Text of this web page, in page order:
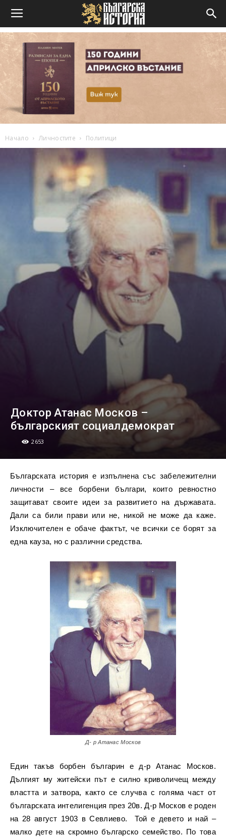
Начало Личностите Политици
Доктор Атанас Москов –
българският социалдемократ
2653
Българската история е изпълнена със забележителни
личности – все борбени българи, които ревностно
защитават своите идеи за развитието на държавата.
Дали са били прави или не, никой не може да каже.
Изключителен е обаче фактът, че всички се борят за
една кауза, но с различни средства.
Д- р Атанас Москов
Един такъв борбен българин е д-р Атанас Москов.
Дългият му житейски път е силно криволичещ между
властта и затвора, както се случва с голяма част от
българската интелигенция през 20в. Д-р Москов е роден
на 28 август 1903 в Севлиево. Той е девето и най –
малко дете на скромно българско семейство. По това